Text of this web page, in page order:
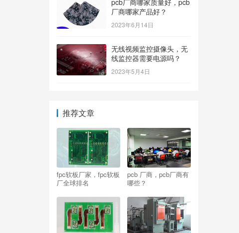
pcb厂商哪家质量好，pcb
厂商哪家产品好？
2023年6月14日
无线视频监控摄像头，无
线监控器需要电源吗？
2023年5月4日
推荐文章
fpc软板厂家，fpc软板
厂全球排名
pcb 厂商，pcb厂商有
哪些？